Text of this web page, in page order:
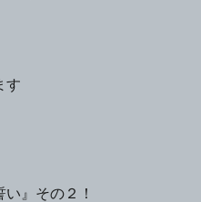
す
』その２！